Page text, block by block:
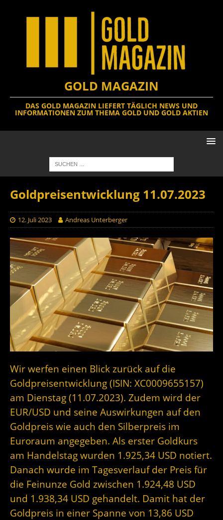
GOLD MAGAZIN
DAS GOLD MAGAZIN LIEFERT TÄGLICH NEWS UND
INFORMATIONEN ZUM THEMA GOLD UND GOLD AKTIEN
Goldpreisentwicklung 11.07.2023
12. Juli 2023 Andreas Unterberger
Wir werfen einen Blick zurück auf die
Goldpreisentwicklung (ISIN: XC0009655157)
am Dienstag (11.07.2023). Zudem wird der
EUR/USD und seine Auswirkungen auf den
Goldpreis wie auch den Silberpreis im
Euroraum angegeben. Als erster Goldkurs
am Handelstag wurden 1.925,34 USD notiert.
Danach wurde im Tagesverlauf der Preis für
die Feinunze Gold zwischen 1.924,48 USD
und 1.938,34 USD gehandelt. Damit hat der
Goldpreis in einer Spanne von 13,86 USD